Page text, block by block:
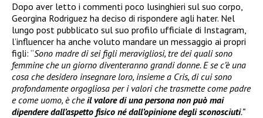
Dopo aver letto i commenti poco lusinghieri sul suo corpo,
Georgina Rodriguez ha deciso di rispondere agli hater. Nel
lungo post pubblicato sul suo profilo ufficiale di Instagram,
l’influencer ha anche voluto mandare un messaggio ai propri
figli: “Sono madre di sei figli meravigliosi, tre dei quali sono
femmine che un giorno diventeranno grandi donne. E se c’è una
cosa che desidero insegnare loro, insieme a Cris, di cui sono
profondamente orgogliosa per i valori che trasmette come padre
e come uomo, è cheil valore di una persona non può mai
dipendere dall’aspetto fisico né dall’opinione degli sconosciuti.”